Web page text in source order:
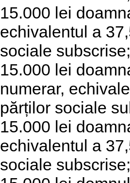
15.000 lei
echivalentul a
sociale subscrise;
15.000 lei
numerar,
părților sociale
15.000 lei
echivalentul a
sociale subscrise;